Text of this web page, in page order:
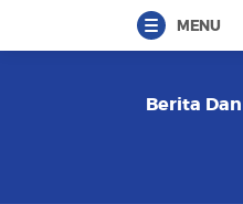
MENU
Berita